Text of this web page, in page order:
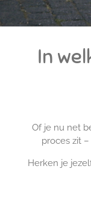
In
Of je nu net
proces zit
Herken je